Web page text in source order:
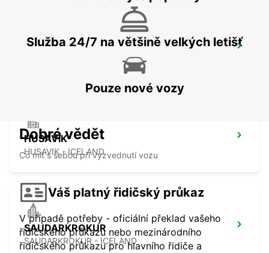
AKUREYRI
HUSAVIK
HUSAVIK - ICELAND
SAUDARKROKUR
SAUDARKROKUR - ICELAND
Služba 24/7 na většině velkých letišť
Pouze nové vozy
Dobré vědět
Co mít s sebou při vyzvednutí vozu
Váš platný řidičský průkaz
V případě potřeby - oficiální překlad vašeho
řidičského průkazu nebo mezinárodního
řidičského průkazu pro hlavního řidiče a